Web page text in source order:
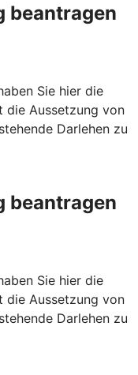
beantragen
Sie hier die
Aussetzung von
Darlehen zu
beantragen
Sie hier die
Aussetzung von
Darlehen zu